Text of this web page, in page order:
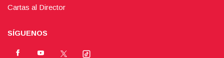
Cartas al Director
SÍGUENOS